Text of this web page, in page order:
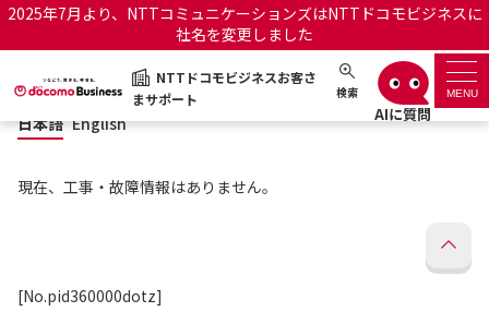
2025年7月より、NTTコミュニケーションズはNTTドコモビジネスに
社名を変更しました
NTTドコモビジネスお客さ
まサポート
検索 MENU
NTTドコモビジネスお客さまサポート 日本語 English
サポートトップ
サービス名から探す
日本語 English
現在、工事・故障情報はありません。
[No.pid360000dotz]